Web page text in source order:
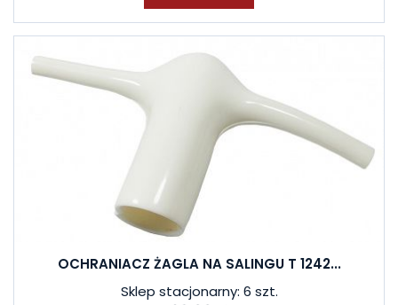
OCHRANIACZ ŻAGLA NA SALINGU T 1242...
Sklep stacjonarny: 6 szt.
ostatnich 7 dniach produktem interesuje się5 osób.